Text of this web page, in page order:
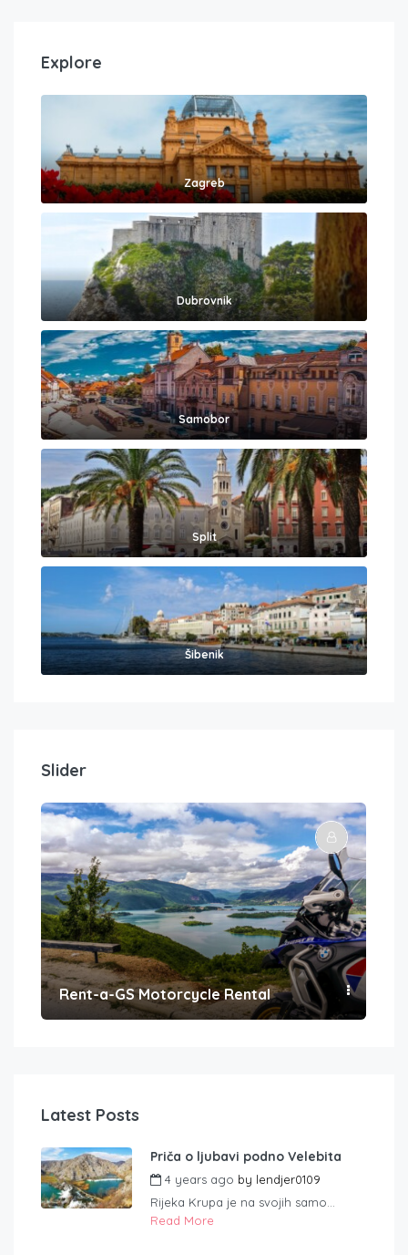
Explore
Zagreb
Dubrovnik
Samobor
Split
Šibenik
Slider
Rent-a-GS Motorcycle Rental
Latest Posts
Priča o ljubavi podno Velebita
4 years ago by lendjer0109
Rijeka Krupa je na svojih samo...
Read More